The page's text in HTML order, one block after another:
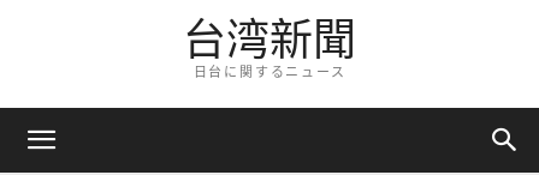
台湾新聞
日台に関するニュース